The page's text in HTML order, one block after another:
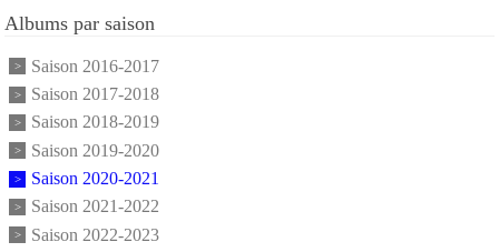
Albums par saison
Saison 2016-2017
Saison 2017-2018
Saison 2018-2019
Saison 2019-2020
Saison 2020-2021
Saison 2021-2022
Saison 2022-2023